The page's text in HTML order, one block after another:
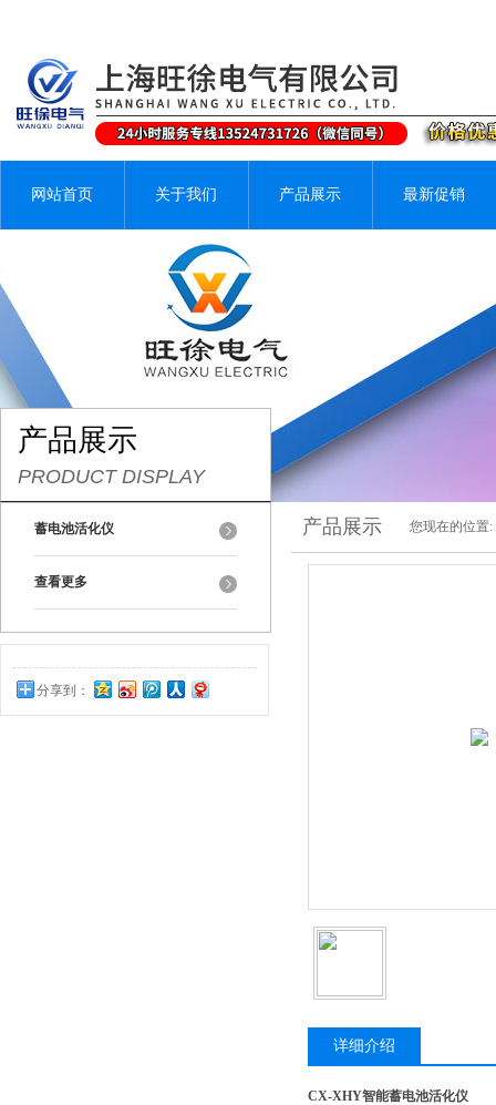
网站首页 关于我们 产品展示 最新促销
产品展示
PRODUCT DISPLAY
蓄电池活化仪
查看更多
分享到：
0
产品展示 您现在的位置:
详细介绍
CX-XHY智能蓄电池活化仪